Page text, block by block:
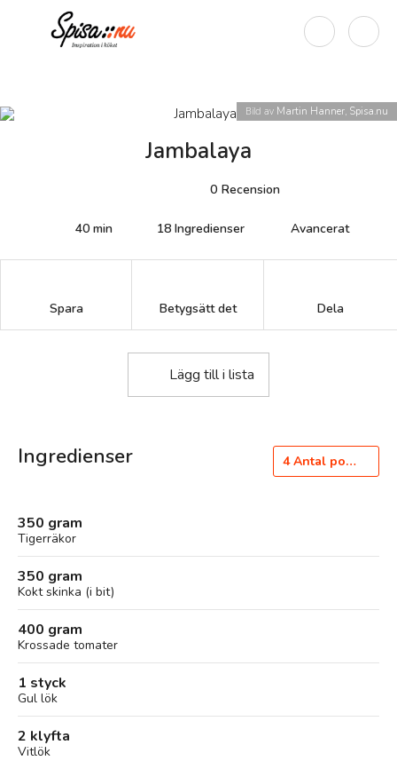
Bild av Martin Hanner, Spisa.nu
Jambalaya
0 Recension
40 min 18 Ingredienser Avancerat
Spara Betygsätt det Dela
Lägg till i lista
Ingredienser 4 Antal portioner
350 gram
Tigerräkor
350 gram
Kokt skinka (i bit)
400 gram
Krossade tomater
1 styck
Gul lök
2 klyfta
Vitlök